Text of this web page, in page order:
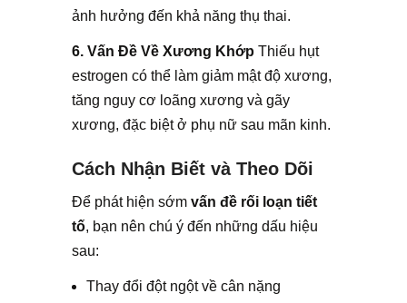
ảnh hưởng đến khả năng thụ thai.
6. Vấn Đề Về Xương Khớp Thiếu hụt
estrogen có thể làm giảm mật độ xương,
tăng nguy cơ loãng xương và gãy
xương, đặc biệt ở phụ nữ sau mãn kinh.
Cách Nhận Biết và Theo Dõi
Để phát hiện sớm vấn đề rối loạn tiết
tố, bạn nên chú ý đến những dấu hiệu
sau:
Thay đổi đột ngột về cân nặng